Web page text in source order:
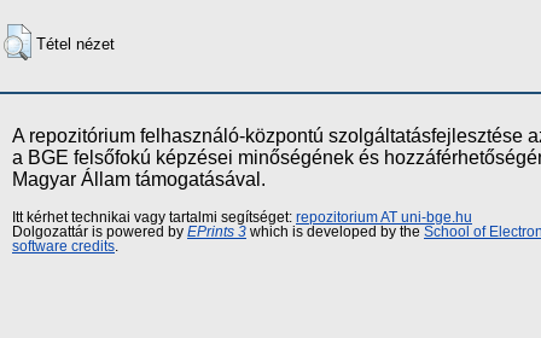
Tétel nézet
A repozitórium felhasználó-központú szolgáltatásfejlesztése
a BGE felsőfokú képzései minőségének és
Magyar Állam támogatásával.
Itt kérhet technikai vagy tartalmi segítséget: repozitorium AT uni-bge.hu
Dolgozattár is powered by EPrints 3 which is developed by the School of
software credits